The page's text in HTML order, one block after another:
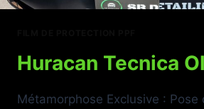
Huracan Tecnica
Métamorphose Exclusive : Pose